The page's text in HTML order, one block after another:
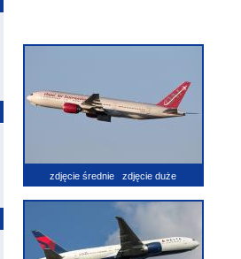
zdjęcie średnie zdjęcie duże